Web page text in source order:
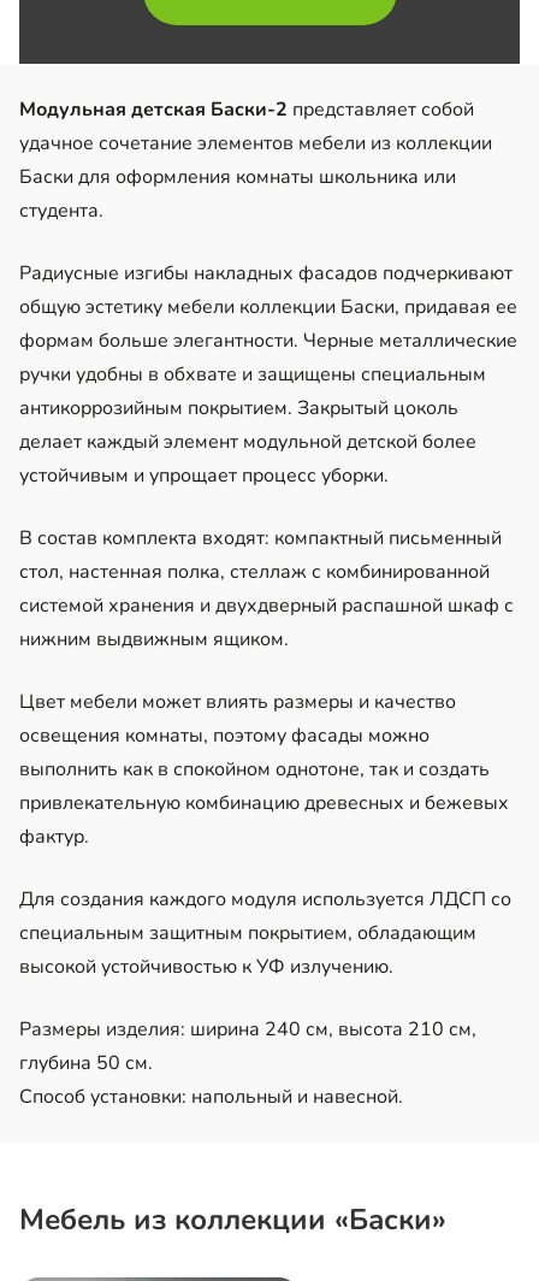
Модульная детская Баски-2 представляет собой
удачное сочетание элементов мебели из коллекции
Баски для оформления комнаты школьника или
студента.
Радиусные изгибы накладных фасадов подчеркивают
общую эстетику мебели коллекции Баски, придавая ее
формам больше элегантности. Черные металлические
ручки удобны в обхвате и защищены специальным
антикоррозийным покрытием. Закрытый цоколь
делает каждый элемент модульной детской более
устойчивым и упрощает процесс уборки.
В состав комплекта входят: компактный письменный
стол, настенная полка, стеллаж с комбинированной
системой хранения и двухдверный распашной шкаф с
нижним выдвижным ящиком.
Цвет мебели может влиять размеры и качество
освещения комнаты, поэтому фасады можно
выполнить как в спокойном однотоне, так и создать
привлекательную комбинацию древесных и бежевых
фактур.
Для создания каждого модуля используется ЛДСП со
специальным защитным покрытием, обладающим
высокой устойчивостью к УФ излучению.
Размеры изделия: ширина 240 см, высота 210 см,
глубина 50 см.
Способ установки: напольный и навесной.
Мебель из коллекции «Баски»